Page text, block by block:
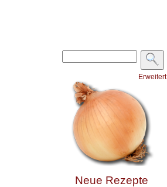
Erweitert
Neue Rezepte